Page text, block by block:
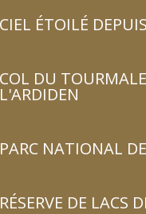
CIEL ÉTOILÉ
COL DU
L'ARDIDEN
PARC NATIONAL
RÉSERVE DE LACS